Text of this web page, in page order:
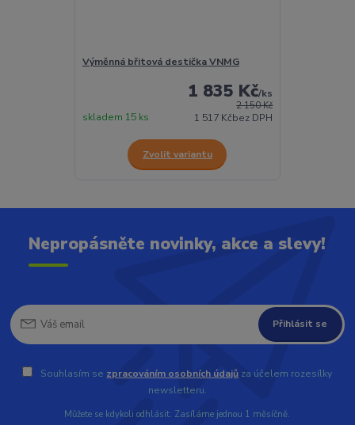
Výměnná břitová destička VNMG
2 150 Kč
1 835 Kč/ks
1 517 Kčbez DPH
skladem 15 ks
Zvolit variantu
Nepropásněte novinky, akce a slevy!
Přihlásit se
Souhlasím se zpracováním osobních údajů za účelem rozesílky
newsletteru.
Můžete se kdykoli odhlásit. Zasíláme jednou 1 měsíčně.